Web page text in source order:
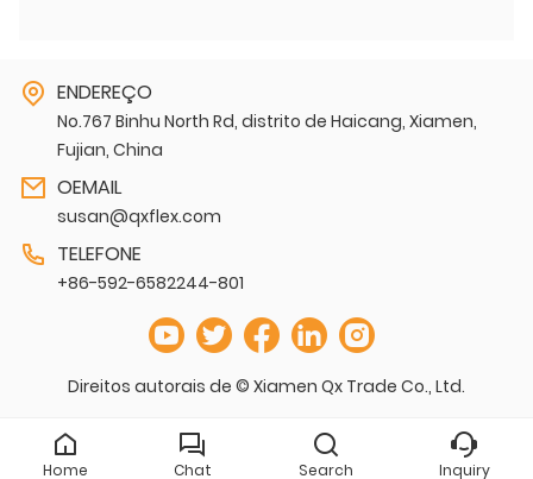
ENDEREÇO
No.767 Binhu North Rd, distrito de Haicang, Xiamen,
Fujian, China
OEMAIL
susan@qxflex.com
TELEFONE
+86-592-6582244-801
Direitos autorais de © Xiamen Qx Trade Co., Ltd.
Home Chat Search Inquiry